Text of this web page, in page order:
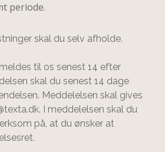
periode.
skal du selv afholde.
til os senest 14 efter
skal du senest 14 dage
Meddelelsen skal gives
. I meddelelsen skal du
på, at du ønsker at